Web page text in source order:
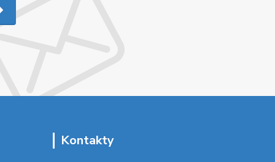
Kontakty